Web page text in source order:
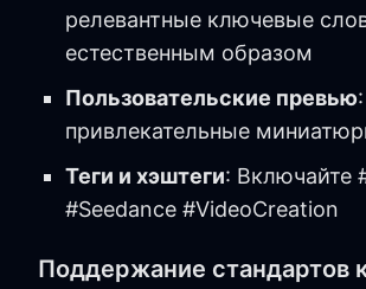
релевантные ключевые
естественным образом
Пользовательские превью
привлекательные
Теги и хэштеги: Включайте
#Seedance #VideoCreation
Поддержание стандартов